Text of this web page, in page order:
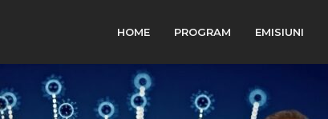
HOME PROGRAM EMISIUNI